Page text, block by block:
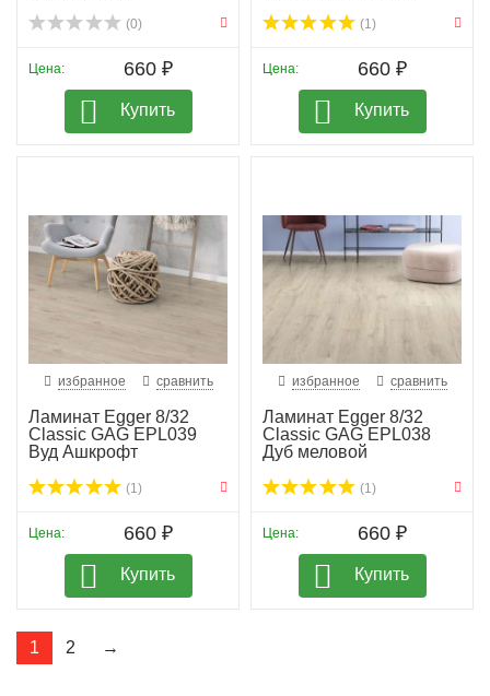
(0)
Цена: 660 ₽
Купить
(1)
Цена: 660 ₽
Купить
избранное сравнить
Ламинат Egger 8/32
Classic GAG EPL039
Вуд Ашкрофт
(1)
Цена: 660 ₽
Купить
избранное сравнить
Ламинат Egger 8/32
Classic GAG EPL038
Дуб меловой
(1)
Цена: 660 ₽
Купить
1 2 →